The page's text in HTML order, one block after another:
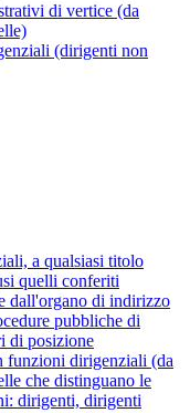
di vertice (da
(dirigenti non
a qualsiasi titolo
quelli conferiti
dall'organo di indirizzo
pubbliche di
di posizione
funzioni dirigenziali (da
che distinguano le
dirigenti, dirigenti